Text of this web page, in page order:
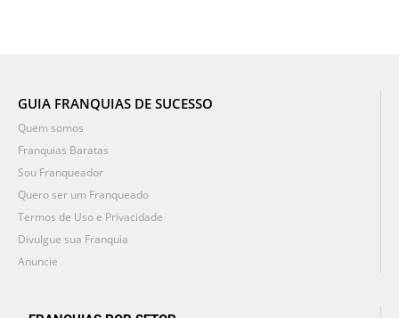
GUIA FRANQUIAS DE SUCESSO
Quem somos
Franquias Baratas
Sou Franqueador
Quero ser um Franqueado
Termos de Uso e Privacidade
Divulgue sua Franquia
Anuncie